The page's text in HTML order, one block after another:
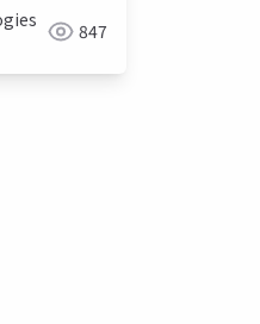
847